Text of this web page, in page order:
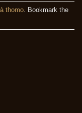
thomo. Bookmark the